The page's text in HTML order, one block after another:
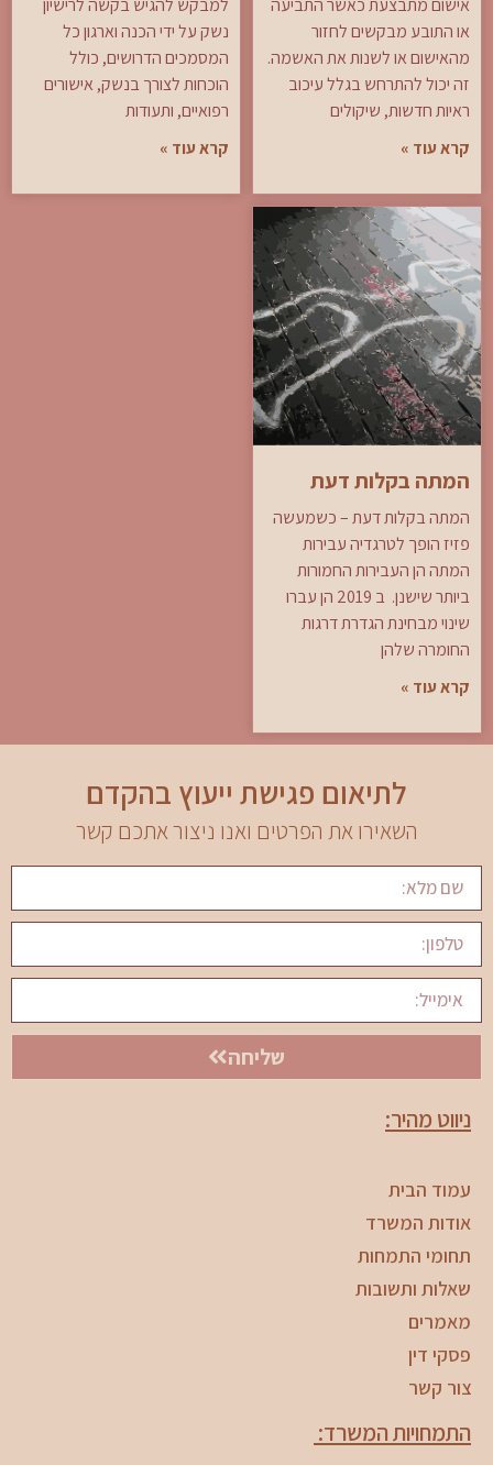
או התובע מבקשים לחזור
מהאישום או לשנות את האשמה.
זה יכול להתרחש בגלל עיכוב
ראיות חדשות, שיקולים
קרא עוד »
נשק על ידי הכנה וארגון כל
המסמכים הדרושים, כולל
הוכחות לצורך בנשק, אישורים
רפואיים, ותעודות
קרא עוד »
המתה בקלות דעת
המתה בקלות דעת – כשמעשה
פזיז הופך לטרגדיה עבירות
המתה הן העבירות החמורות
ביותר שישנן. ב 2019 הן עברו
שינוי מבחינת הגדרת דרגות
החומרה שלהן
קרא עוד »
לתיאום פגישת ייעוץ בהקדם
השאירו את הפרטים ואנו ניצור אתכם קשר
שליחה
ניווט מהיר:
עמוד הבית
אודות המשרד
תחומי התמחות
שאלות ותשובות
מאמרים
פסקי דין
צור קשר
התמחויות המשרד: